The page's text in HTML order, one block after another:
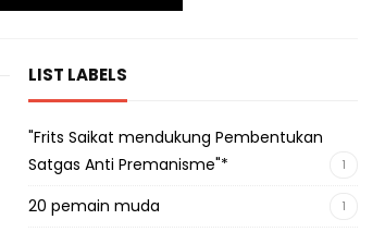
LIST LABELS
"Frits Saikat mendukung Pembentukan
Satgas Anti Premanisme"*
1
20 pemain muda 1